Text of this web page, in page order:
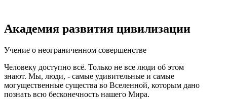
Академия развития цивилизации
Учение о неограниченном совершенстве
Человеку доступно всё. Только не все люди об этом
знают. Мы, люди, - самые удивительные и самые
могущественные существа во Вселенной, которым дано
познать всю бесконечность нашего Мира.